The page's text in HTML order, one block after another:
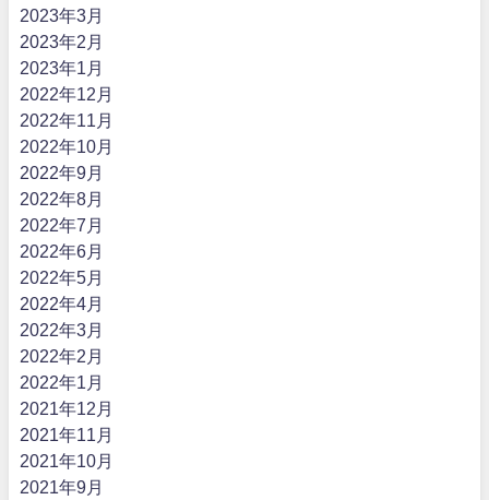
2023年3月
2023年2月
2023年1月
2022年12月
2022年11月
2022年10月
2022年9月
2022年8月
2022年7月
2022年6月
2022年5月
2022年4月
2022年3月
2022年2月
2022年1月
2021年12月
2021年11月
2021年10月
2021年9月